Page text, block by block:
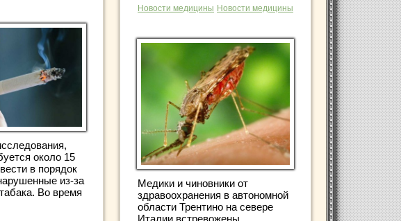
около 15
в порядок
из-за
Во время
Новости медицины Новости медицины
Медики и чиновники от
здравоохранения в автономной
области Трентино на севере